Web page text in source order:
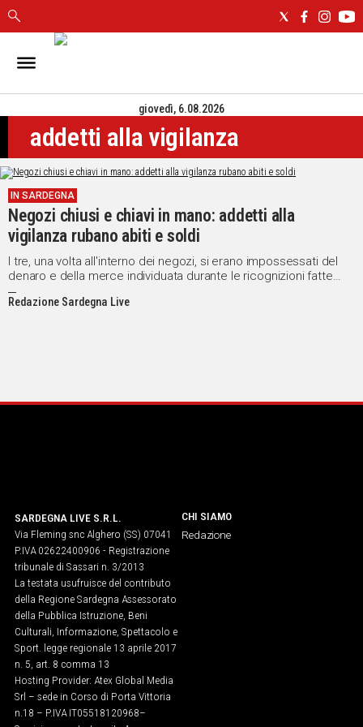
IN
CAGLIARI
SASSARI
NUORO
ORISTANO
SULCIS
GALLURA
OGLIASTRA
MEDIO
CAMPIDANO
ITALIA
VIDEO
Vai
UNISCITI
AL CANALE
WHATSAPP
giovedì, 6.08.2026
addetti alla vigilanza
IN SARDEGNA
Negozi chiusi e chiavi in mano: addetti alla
vigilanza rubano abiti e soldi
I tre, una volta all'interno dei negozi, si erano impossessati del
denaro e della merce individuata durante le ricognizioni fatte
quando i negozi erano aperti, fingendosi normali clienti senza
compiere nessun acquisto.
Redazione Sardegna Live
SARDEGNA LIVE S.R.L.
Via Fleming snc Alghero (SS) 07041
P.IVA 02622400906 - Registrazione
tribunale di Sassari n. 3/2013
La testata usufruisce del contributo
della Regione Sardegna Assessorato
della Pubblica Istruzione, Beni
Culturali, Informazione, Spettacolo e
Sport. legge regionale 13 aprile 2017
n. 5, art. 8 comma 13
Hosting Provider: Atex Global Media
Srl – sede in Corso di Porta Vittoria
n.18 – P.IVA IT05518120968​–
CHI SIAMO
Redazione